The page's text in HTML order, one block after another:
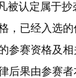
认定属于抄
，已经入选的
参赛资格及
后果由参赛者